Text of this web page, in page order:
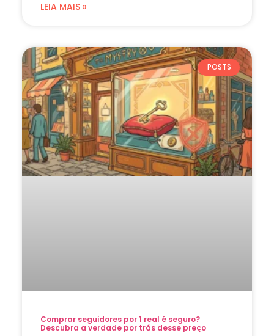
LEIA MAIS »
POSTS
Comprar seguidores por 1 real é seguro?
Descubra a verdade por trás desse preço